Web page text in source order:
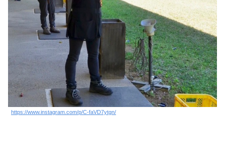
https://www.instagram.com/p/C-faVD7ytgn/